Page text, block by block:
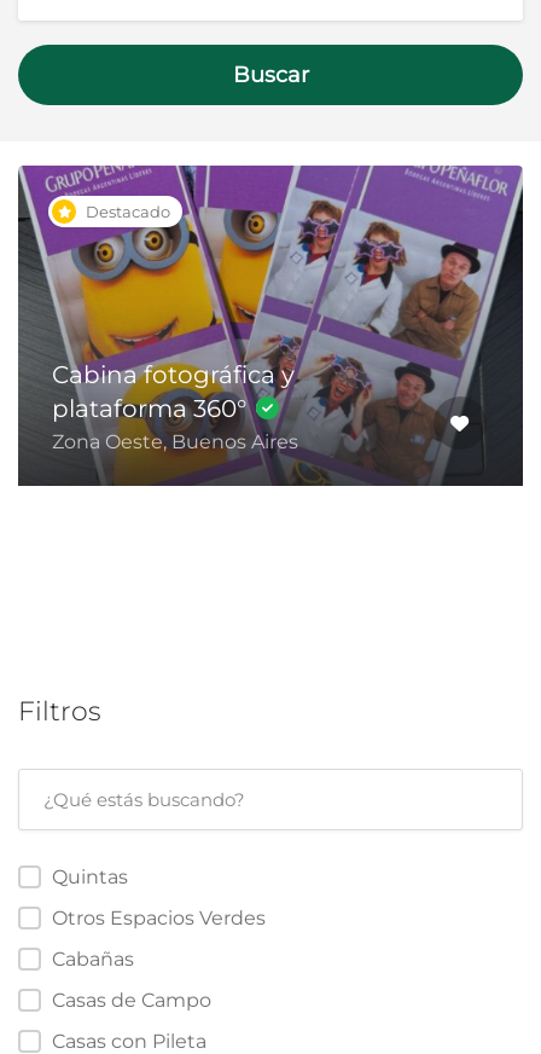
Buscar
Destacado
Cabina fotográfica y
plataforma 360°
Zona Oeste, Buenos Aires
Filtros
Quintas
Otros Espacios Verdes
Cabañas
Casas de Campo
Casas con Pileta